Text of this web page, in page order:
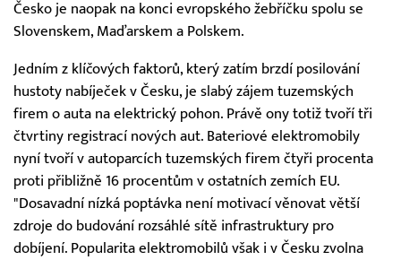
Česko je naopak na konci evropského žebříčku spolu se
Slovenskem, Maďarskem a Polskem.
Jedním z klíčových faktorů, který zatím brzdí posilování
hustoty nabíječek v Česku, je slabý zájem tuzemských
firem o auta na elektrický pohon. Právě ony totiž tvoří tři
čtvrtiny registrací nových aut. Bateriové elektromobily
nyní tvoří v autoparcích tuzemských firem čtyři procenta
proti přibližně 16 procentům v ostatních zemích EU.
"Dosavadní nízká poptávka není motivací věnovat větší
zdroje do budování rozsáhlé sítě infrastruktury pro
dobíjení. Popularita elektromobilů však i v Česku zvolna